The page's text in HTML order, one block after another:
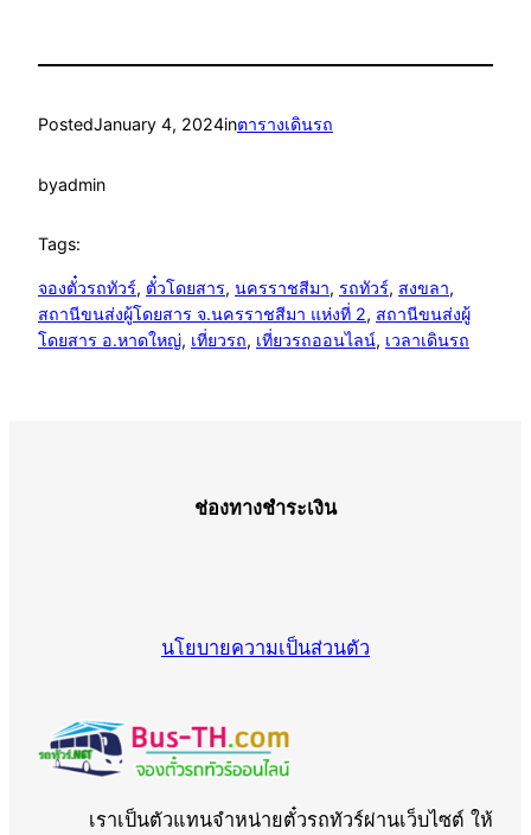
PostedJanuary 4, 2024inตารางเดินรถ
byadmin
Tags:
จองตั๋วรถทัวร์, ตั๋วโดยสาร, นครราชสีมา, รถทัวร์, สงขลา
สถานีขนส่งผู้โดยสาร จ.นครราชสีมา แห่งที่ 2, สถานีขนส่งผู้
โดยสาร อ.หาดใหญ่, เที่ยวรถ, เที่ยวรถออนไลน์, เวลาเดินรถ
ช่องทางชำระเงิน
นโยบายความเป็นส่วนตัว
เราเป็นตัวแทนจำหน่ายตั๋วรถทัวร์ผ่านเว็บไซต์ ให้